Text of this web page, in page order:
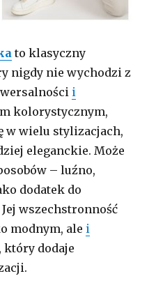
to klasyczny
nigdy nie wychodzi z
i
kolorystycznym,
w wielu stylizacjach,
eleganckie. Może
– luźno,
dodatek do
wszechstronność
modnym, ale i
dodaje